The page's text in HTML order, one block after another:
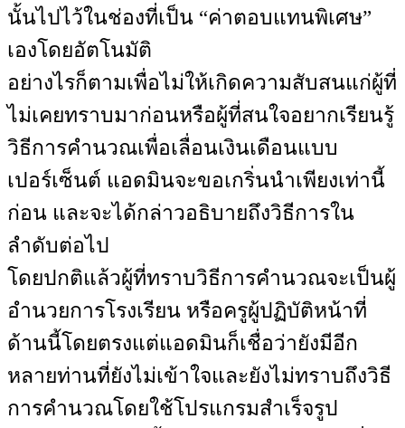
นั้นไปไว้ในช่องที่เป็น “ค่าตอบแทนพิเศษ”
เองโดยอัตโนมัติ
อย่างไรก็ตามเพื่อไม่ให้เกิดความสับสนแก่ผู้ที่
ไม่เคยทราบมาก่อนหรือผู้ที่สนใจอยากเรียนรู้
วิธีการคำนวณเพื่อเลื่อนเงินเดือนแบบ
เปอร์เซ็นต์ แอดมินจะขอเกริ่นนำเพียงเท่านี้
ก่อน และจะได้กล่าวอธิบายถึงวิธีการใน
ลำดับต่อไป
โดยปกติแล้วผู้ที่ทราบวิธีการคำนวณจะเป็นผู้
อำนวยการโรงเรียน หรือครูผู้ปฏิบัติหน้าที่
ด้านนี้โดยตรงแต่แอดมินก็เชื่อว่ายังมีอีก
หลายท่านที่ยังไม่เข้าใจและยังไม่ทราบถึงวิธี
การคำนวณโดยใช้โปรแกรมสำเร็จรูป